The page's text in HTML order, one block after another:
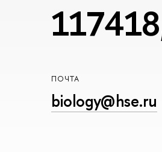
ПОЧТА
biology@hse.ru